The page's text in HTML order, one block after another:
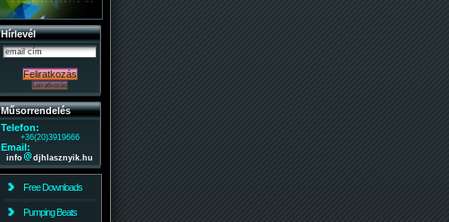
Hírlevél
Műsorrendelés
Telefon:
+36(20)3919666
Email:
info djhlasznyik.hu
Free Downloads
Pumping Beats